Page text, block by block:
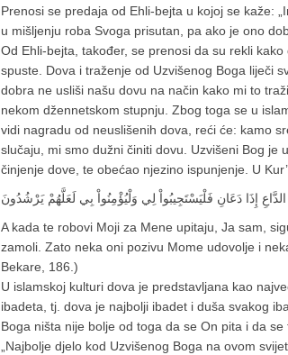
Prenosi se predaja od Ehli-bejta u kojoj se kaže:
u mišljenju roba Svoga prisutan, pa ako je ono
Od Ehli-bejta, također, se prenosi da su rekli
spuste. Dova i traženje od Uzvišenog Boga liječi
dobra ne usliši našu dovu na način kako mi to
nekom džennetskom stupnju. Zbog toga se u
vidi nagradu od neuslišenih dova, reći će: kamo
slučaju, mi smo dužni činiti dovu. Uzvišeni Bog je
činjenje dove, te obećao njezino ispunjenje. U
إِذَا دَعَانِ فَلْيَسْتَجِيبُواْ لِي وَلْيُؤْمِنُواْ بِي لَعَلَّهُمْ يَرْشُدُونَ
A kada te robovi Moji za Mene upitaju, Ja sam,
zamoli. Zato neka oni pozivu Mome udovolje i
Bekare, 186.)
U islamskoj kulturi dova je predstavljana kao
ibadeta, tj. dova je najbolji ibadet i duša svakog
Boga ništa nije bolje od toga da se On pita i da
„Najbolje djelo kod Uzvišenog Boga na ovom